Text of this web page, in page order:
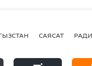
САЯСАТ